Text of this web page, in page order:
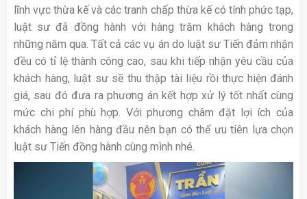
lĩnh vực thừa kế và các tranh chấp thừa kế có tính phức tạp,
luật sư đã đồng hành với hàng trăm khách hàng trong
những năm qua. Tất cả các vụ án do luật sư Tiến đảm nhận
đều có tỉ lệ thành công cao, sau khi tiếp nhận yêu cầu của
khách hàng, luật sư sẽ thu thập tài liệu rồi thực hiện đánh
giá, sau đó đưa ra phương án kết hợp xử lý tốt nhất cùng
mức chi phí phù hợp. Với phương châm đặt lợi ích của
khách hàng lên hàng đầu nên bạn có thể ưu tiên lựa chọn
luật sư Tiến đồng hành cùng mình nhé.